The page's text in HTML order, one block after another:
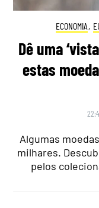
ECONOMIA,
Dê uma
estas
Algumas
milhares.
pelos